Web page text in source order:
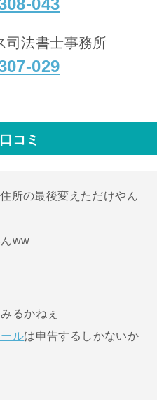
司法書士事務所
029
コミ
所の最後変えただけやん
ww
るかねぇ
ルは申告するしかないか